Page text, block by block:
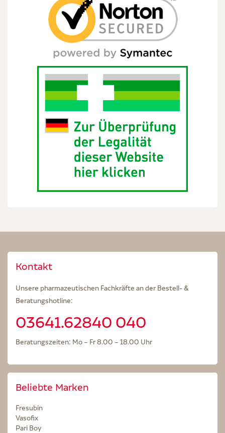
Kontakt
Unsere pharmazeutischen Fachkräfte an der Bestell- &
Beratungshotline:
03641.62840 040
Beratungszeiten: Mo – Fr 8.00 – 18.00 Uhr
Beliebte Marken
Fresubin
Vasofix
Pari Boy